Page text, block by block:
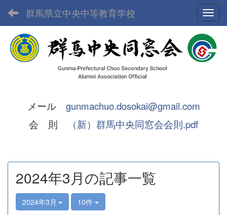
群馬県立中央中等教育学校
メール gunmachuo.dosokai@gmail.com
会 則
（新）群馬中央同窓会会則.pdf
2024年3月の記事一覧
2024年3月 10件